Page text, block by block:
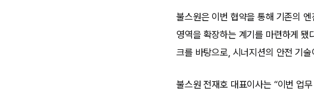
불스원은 이번 협약을 통해 기존의
영역을 확장하는 계기를 마련하게 됐
크를 바탕으로, 시너지션의 안전 기
불스원 전재호 대표이사는 “이번 업